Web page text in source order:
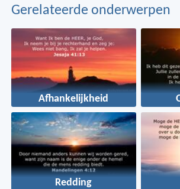
Gerelateerde onderwerpen
Afhankelijkheid
Redding